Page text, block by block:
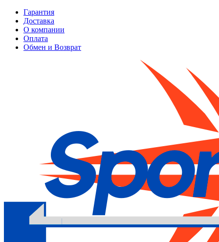
Гарантия
Доставка
О компании
Оплата
Обмен и Возврат